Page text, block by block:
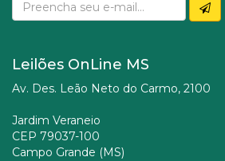
Leilões OnLine MS
Av. Des. Leão Neto do Carmo, 2100
Jardim Veraneio
CEP 79037-100
Campo Grande (MS)